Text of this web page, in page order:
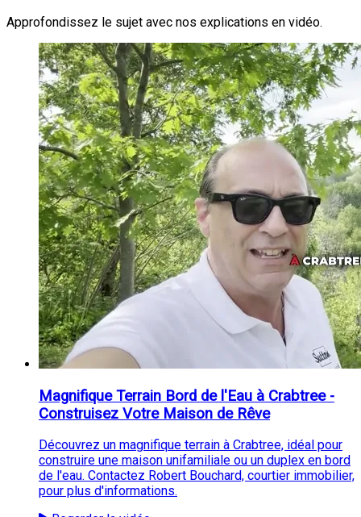
Approfondissez le sujet avec nos explications en vidéo.
Magnifique Terrain Bord de l'Eau à Crabtree -
Construisez Votre Maison de Rêve
Découvrez un magnifique terrain à Crabtree, idéal pour
construire une maison unifamiliale ou un duplex en bord
de l'eau. Contactez Robert Bouchard, courtier immobilier,
pour plus d'informations.